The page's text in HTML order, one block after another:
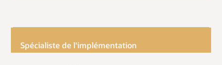
Spécialiste de l'implémentation